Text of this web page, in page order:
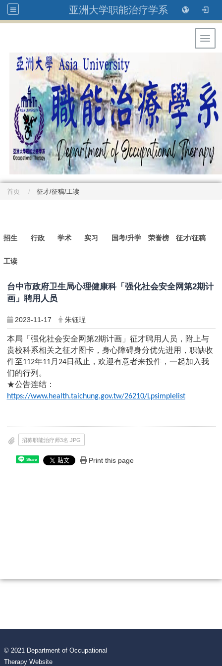
亚洲大学职能治疗学系
首页 征才/征稿/工读
招生 行政 学术 实习 国考/升学 荣誉榜 征才/征稿
工读
台中市政府卫生局心理健康科「强化社会安全网第2期计
画」聘用人员
2023-11-17 朱钰珵
本局「强化社会安全网第2期计画」征才聘用人员，附上与
贵校科系相关之征才图卡，身心障碍身分优先进用，职缺收
件至112年11 月 24日截止，欢迎有意者来投件，一起加入我
们的行列。
★公告连结：
https://www.health.taichung.gov.tw/26210/Lpsimplelist
招募职能治疗师3名.JPG
Share Print this page
© 2021 Department of Occupational
Therapy Website